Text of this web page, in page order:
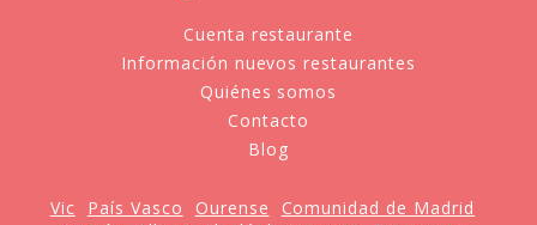
Cuenta restaurante
Información nuevos restaurantes
Quiénes somos
Contacto
Blog
Vic País Vasco Ourense
Comunidad de Madrid